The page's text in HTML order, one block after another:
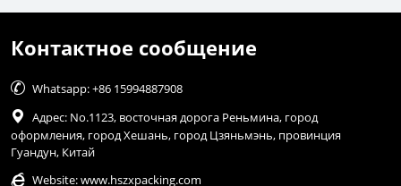
Контактное сообщение
 Whatsapp: +86 15994887908

Адрес: No.1123, восточная дорога Реньмина, город
оформления, город Хешань, город Цзяньмэнь, провинция
Гуандун, Китай
 Website:www.hszxpacking.com